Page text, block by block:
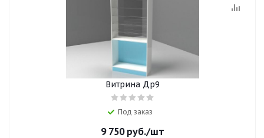
Витрина Др9
Под заказ
9 750руб./шт